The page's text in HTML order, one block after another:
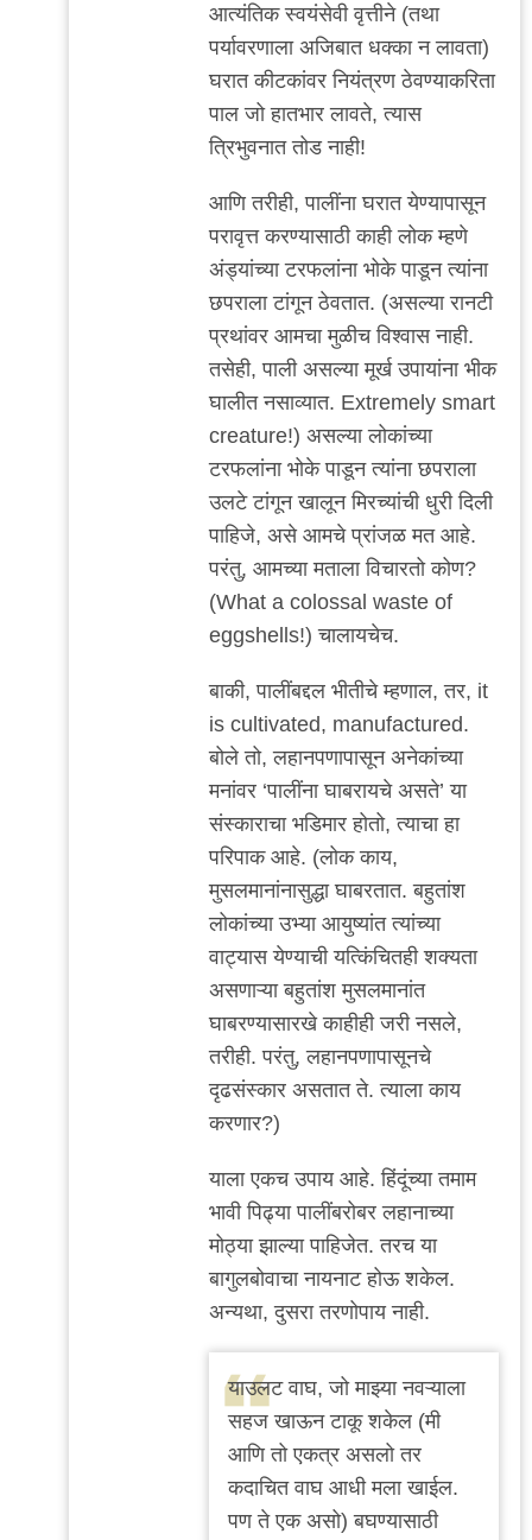
आत्यंतिक स्वयंसेवी वृत्तीने (तथा
पर्यावरणाला अजिबात धक्का न लावता)
घरात कीटकांवर नियंत्रण ठेवण्याकरिता
पाल जो हातभार लावते, त्यास
त्रिभुवनात तोड नाही!
आणि तरीही, पालींना घरात येण्यापासून
परावृत्त करण्यासाठी काही लोक म्हणे
अंड्यांच्या टरफलांना भोके पाडून त्यांना
छपराला टांगून ठेवतात. (असल्या रानटी
प्रथांवर आमचा मुळीच विश्वास नाही.
तसेही, पाली असल्या मूर्ख उपायांना भीक
घालीत नसाव्यात. Extremely smart
creature!) असल्या लोकांच्या
टरफलांना भोके पाडून त्यांना छपराला
उलटे टांगून खालून मिरच्यांची धुरी दिली
पाहिजे, असे आमचे प्रांजळ मत आहे.
परंतु, आमच्या मताला विचारतो कोण?
(What a colossal waste of
eggshells!) चालायचेच.
बाकी, पालींबद्दल भीतीचे म्हणाल, तर, it
is cultivated, manufactured.
बोले तो, लहानपणापासून अनेकांच्या
मनांवर ‘पालींना घाबरायचे असते’ या
संस्काराचा भडिमार होतो, त्याचा हा
परिपाक आहे. (लोक काय,
मुसलमानांनासुद्धा घाबरतात. बहुतांश
लोकांच्या उभ्या आयुष्यांत त्यांच्या
वाट्यास येण्याची यत्किंचितही शक्यता
असणाऱ्या बहुतांश मुसलमानांत
घाबरण्यासारखे काहीही जरी नसले,
तरीही. परंतु, लहानपणापासूनचे
दृढसंस्कार असतात ते. त्याला काय
करणार?)
याला एकच उपाय आहे. हिंदूंच्या तमाम
भावी पिढ्या पालींबरोबर लहानाच्या
मोठ्या झाल्या पाहिजेत. तरच या
बागुलबोवाचा नायनाट होऊ शकेल.
अन्यथा, दुसरा तरणोपाय नाही.
याउलट वाघ, जो माझ्या नवऱ्याला
सहज खाऊन टाकू शकेल (मी
आणि तो एकत्र असलो तर
कदाचित वाघ आधी मला खाईल.
पण ते एक असो) बघण्यासाठी